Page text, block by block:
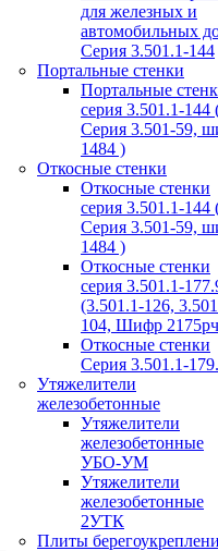
для железных и
автомобильных
Серия 3.501.1-144
Портальные стенки
Портальные
серия 3.501.1-144
Серия 3.501-59,
1484 )
Откосные стенки
Откосные стенки
серия 3.501.1-144
Серия 3.501-59,
1484 )
Откосные стенки
серия 3.501.1-
(3.501.1-126,
104, Шифр
Откосные стенки
Серия 3.501.1-
Утяжелители
железобетонные
Утяжелители
железобетонные
УБО-УМ
Утяжелители
железобетонные
2УТК
Плиты